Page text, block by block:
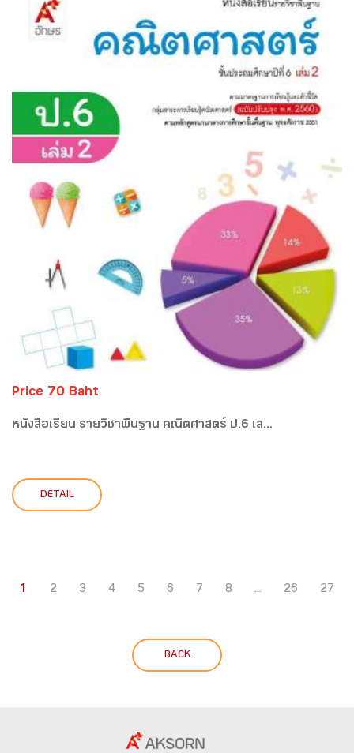
Price 70 Baht
หนังสือเรียน รายวิชาพื้นฐาน คณิตศาสตร์ ป.6 เล...
DETAIL
1 2 3 4 5 6 7 8 ... 26 27
BACK